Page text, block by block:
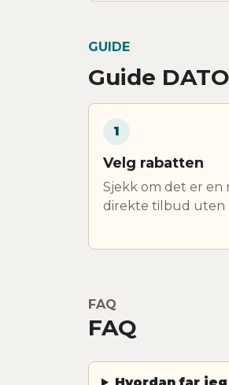
GUIDE
Guide
1
Velg rabatten
Sjekk om det er
direkte tilbud uten
FAQ
FAQ